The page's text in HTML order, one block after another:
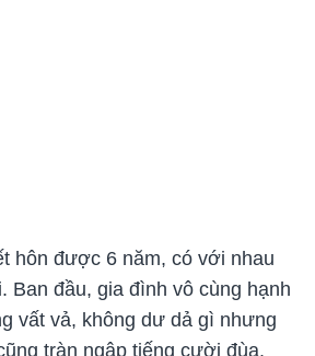
hôn được 6 năm, có với nhau
Ban đầu, gia đình vô cùng hạnh
vất vả, không dư dả gì nhưng
tràn ngập tiếng cười đùa.